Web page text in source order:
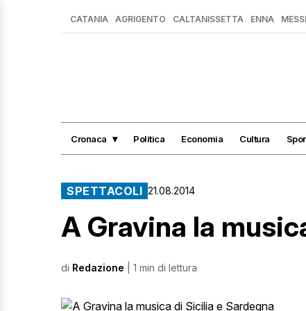
CATANIA AGRIGENTO CALTANISSETTA ENNA
Cronaca Politica Economia Cultura
SPETTACOLI 21.08.2014
A Gravina la
di Redazione | 1 min di lettura